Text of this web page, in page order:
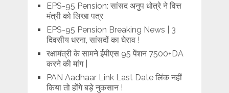
EPS-95 Pension: सांसद अनुप धोत्रे ने वित्त
मंत्री को लिखा पत्र
EPS-95 Pension Breaking News | 3
दिवसीय धरना, सांसदों का घेराव !
रक्षामंत्री के सामने ईपीएस 95 पेंशन 7500+DA
करने की मांग |
PAN Aadhaar Link Last Date लिंक नहीं
किया तो होंगे बड़े नुकसान !